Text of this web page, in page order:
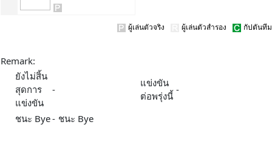
ผู้เล่นตัวจริง ผู้เล่นตัวสำรอง กัปตันทีม
Remark:
ยังไม่สิ้น
สุดการ
แข่งขัน
-
แข่งขัน
ต่อพรุ่งนี้
-
ชนะ Bye- ชนะ Bye